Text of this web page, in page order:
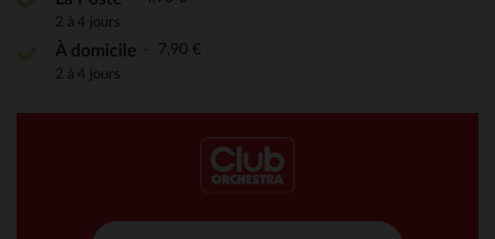
2 à 4 jours
À domicile 7,90 €
2 à 4 jours